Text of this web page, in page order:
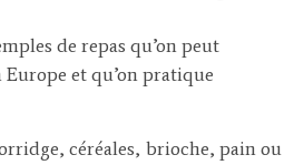
de repas qu’on peut
et qu’on pratique
céréales, brioche, pain ou